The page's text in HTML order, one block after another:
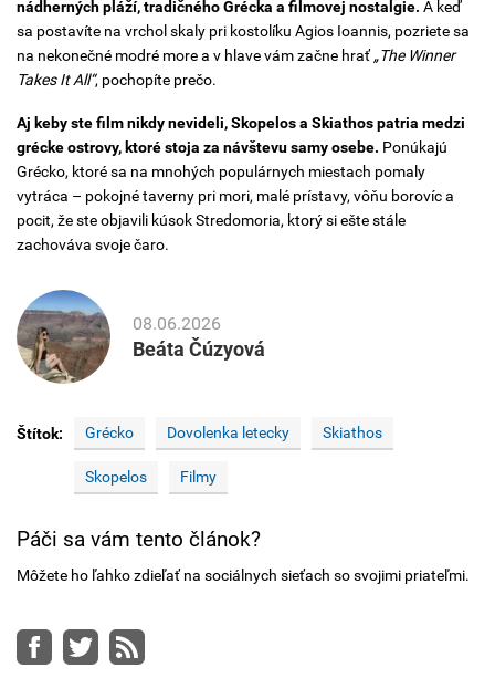
nádherných pláží, tradičného Grécka a filmovej nostalgie. A keď
sa postavíte na vrchol skaly pri kostolíku Agios Ioannis, pozriete sa
na nekonečné modré more a v hlave vám začne hrať„The Winner
Takes It All“, pochopíte prečo.
Aj keby ste film nikdy nevideli, Skopelos a Skiathos patria medzi
grécke ostrovy, ktoré stoja za návštevu samy osebe. Ponúkajú
Grécko, ktoré sa na mnohých populárnych miestach pomaly
vytráca – pokojné taverny pri mori, malé prístavy, vôňu borovíc a
pocit, že ste objavili kúsok Stredomoria, ktorý si ešte stále
zachováva svoje čaro.
08.06.2026
Beáta Čúzyová
Štítok: Grécko Dovolenka letecky Skiathos
Skopelos Filmy
Páči sa vám tento článok?
Môžete ho ľahko zdieľať na sociálnych sieťach so svojimi priateľmi.
Facebook
Twitter
RSS